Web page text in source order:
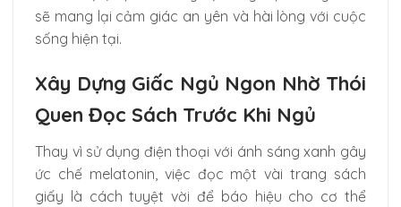
sẽ mang lại cảm giác an yên và hài lòng với cuộc
sống hiện tại.
Xây Dựng Giấc Ngủ Ngon Nhờ Thói
Quen Đọc Sách Trước Khi Ngủ
Thay vì sử dụng điện thoại với ánh sáng xanh gây
ức chế melatonin, việc đọc một vài trang sách
giấy là cách tuyệt vời để báo hiệu cho cơ thể